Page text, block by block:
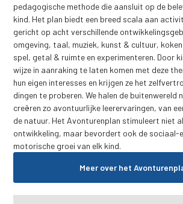
pedagogische methode die aansluit op de
kind. Het plan biedt een breed scala aan
gericht op acht verschillende
omgeving, taal, muziek, kunst & cultuur,
spel, getal & ruimte en experimenteren. Door
wijze in aanraking te laten komen met deze
hun eigen interesses en krijgen ze het
dingen te proberen. We halen de buitenwereld
creëren zo avontuurlijke leerervaringen, van
de natuur. Het Avonturenplan stimuleert niet
ontwikkeling, maar bevordert ook de sociaal-
motorische groei van elk kind.
Meer over het